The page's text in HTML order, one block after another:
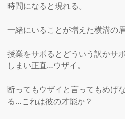
時間になると現れる。
一緒にいることが増えた横溝の
授業をサボるとどういう訳かサ
しまい正直…ウザイ。
断ってもウザイと言ってもめげ
る…これは彼の才能か？